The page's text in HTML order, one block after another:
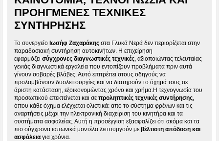
ΠΡΟΗΓΜΈΝΕΣ ΤΕΧΝΙΚΈΣ
ΣΥΝΤΉΡΗΣΗΣ
Το συνεργείοΙωσήφ Ζαχαράκης στα Γλυκά Νερά δεν περιορίζεται στην
παραδοσιακή συντήρηση αυτοκινήτων. Η επιχείρηση
εφαρμόζεισύγχρονες διαγνωστικές τεχνικές, αξιοποιώντας τελευταίας
γενιάς διαγνωστικά εργαλεία που εντοπίζουν προβλήματα πριν αυτά
γίνουν σοβαρές βλάβες. Αυτό επιτρέπει στους οδηγούς να
προλαμβάνουν δυσλειτουργίες και να διατηρούν το όχημά τους σε
άριστη κατάσταση, εξοικονομώντας χρόνο και χρήμα.Η τεχνογνωσία του
προσωπικού επεκτείνεται και σεπροληπτικές τεχνικές συντήρησης,
όπου κάθε όχημα ελέγχεται ολιστικά: από το σύστημα φρένων και τις
αναρτήσεις μέχρι την ηλεκτρονική διαχείριση του κινητήρα και τα
συστήματα ασφαλείας. Αυτή η προσέγγιση εξασφαλίζει ότι ακόμα και τα
πιο σύγχρονα ιαπωνικά μοντέλα λειτουργούν μεβέλτιστη απόδοση και
ασφάλεια για χρόνια.